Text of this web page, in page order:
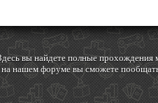
вы найдете полные
нашем форуме вы сможете